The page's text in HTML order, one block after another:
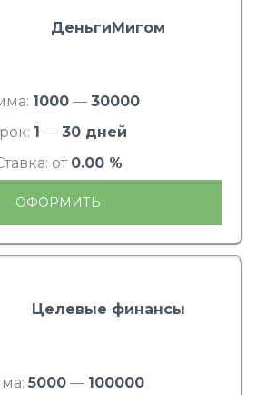
ДеньгиМигом
1000 — 30000
1 — 30 дней
от 0.00 %
ОФОРМИТЬ
Целевые финансы
5000 — 100000